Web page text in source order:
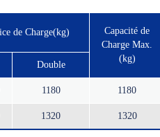
de Charge(kg)
Capacité de
Charge Max.
(kg)
Double
1180 1180
1320 1320